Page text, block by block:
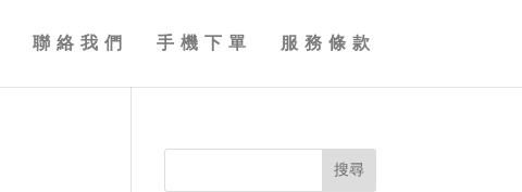
聯絡我們 手機下單 服務條款
搜尋